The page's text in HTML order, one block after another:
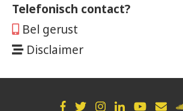
Telefonisch contact?
Bel gerust
Disclaimer